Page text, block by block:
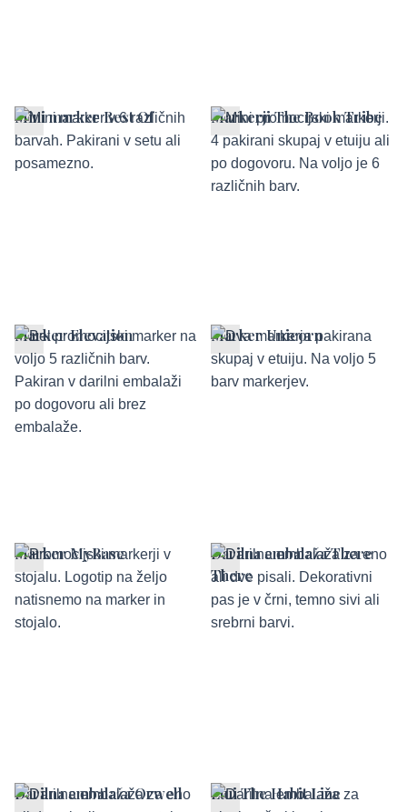
Mini marker Best Of Markerji The Book Tribe
Marker Elevation Marker Unicorn
Marker MyBase
Darilna embalaža There
There
Darilna embalaža Orwell Etui The Habit Line